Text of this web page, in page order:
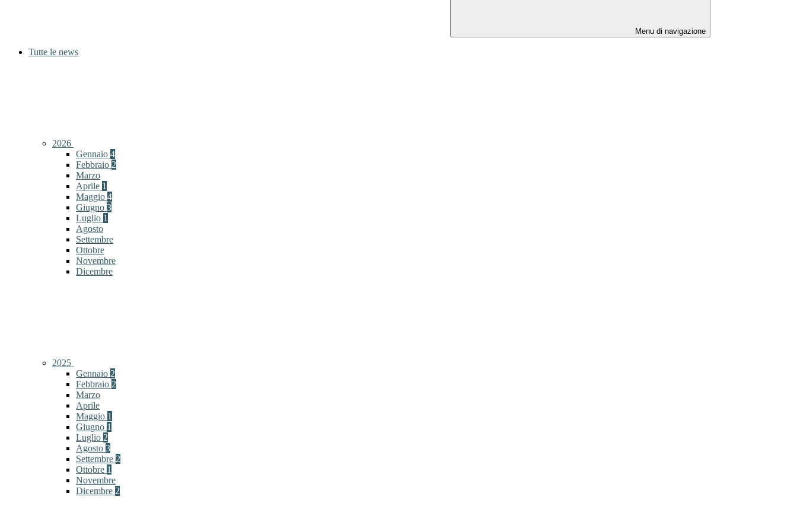
Menu di navigazione
Tutte le news
2026
Gennaio 4
Febbraio 2
Marzo
Aprile 1
Maggio 4
Giugno 3
Luglio 1
Agosto
Settembre
Ottobre
Novembre
Dicembre
2025
Gennaio 2
Febbraio 2
Marzo
Aprile
Maggio 1
Giugno 1
Luglio 2
Agosto 3
Settembre 2
Ottobre 1
Novembre
Dicembre 2